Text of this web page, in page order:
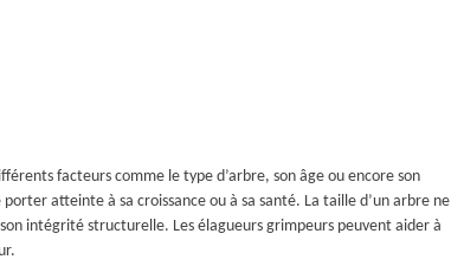
facteurs comme le type d’arbre, son âge ou encore son
atteinte à sa croissance ou à sa santé. La taille d’un arbre ne
intégrité structurelle. Les élagueurs grimpeurs peuvent aider à